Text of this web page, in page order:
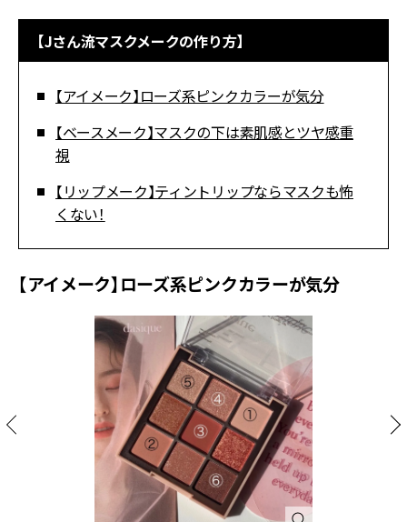
【Jさん流マスクメークの作り方】
【アイメーク】ローズ系ピンクカラーが気分
【ベースメーク】マスクの下は素肌感とツヤ感重
視
【リップメーク】ティントリップならマスクも怖
くない！
【アイメーク】ローズ系ピンクカラーが気分